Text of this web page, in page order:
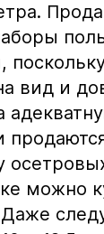
вид и
можно